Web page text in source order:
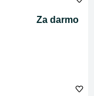
Za darmo